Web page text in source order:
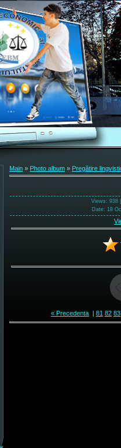
Main » Photo album » Pregătire
Views: 938
Date: 18
« Precedenta | 81 82 83